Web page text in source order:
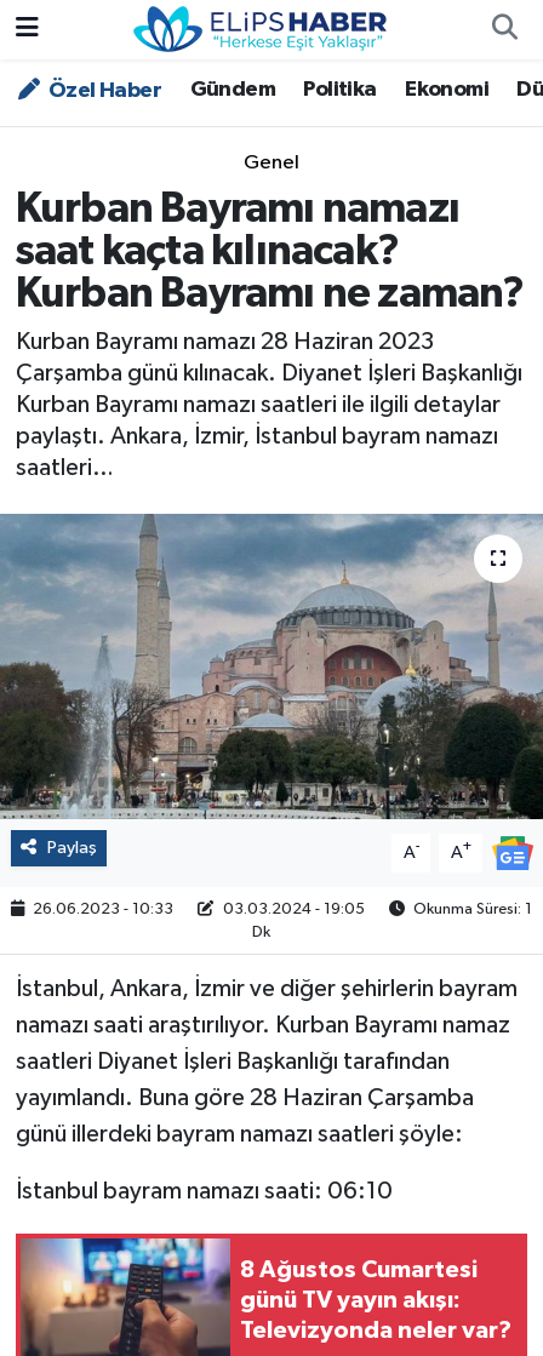
Özel Haber Gündem Politika Ekonomi
Genel
Kurban Bayramı namazı
saat kaçta kılınacak?
Kurban Bayramı ne zaman?
Kurban Bayramı namazı 28 Haziran 2023
Çarşamba günü kılınacak. Diyanet İşleri Başkanlığı
Kurban Bayramı namazı saatleri ile ilgili detaylar
paylaştı. Ankara, İzmir, İstanbul bayram namazı
saatleri…
Paylaş A- A+
26.06.2023 - 10:33 03.03.2024 - 19:05
Okunma Süresi: 1
Dk
İstanbul, Ankara, İzmir ve diğer şehirlerin bayram
namazı saati araştırılıyor. Kurban Bayramı namaz
saatleri Diyanet İşleri Başkanlığı tarafından
yayımlandı. Buna göre 28 Haziran Çarşamba
günü illerdeki bayram namazı saatleri şöyle:
İstanbul bayram namazı saati: 06:10
8 Ağustos Cumartesi
günü TV yayın akışı:
Televizyonda neler var?
Özel Haber
Asayiş
Bilim - Teknoloji
Çevre - İklim
Dünya
Kültür - Sanat
Magazin
Politika
Sağlık
Spor
Yaşam
Çalışma Hayatı
Yurt
2024 Seçim Sonuçları
Nöbetçi Eczaneler
Trafik Durumu
Süper Lig Puan Durumu ve Fikstür
Tüm Manşetler
Son Dakika Haberleri